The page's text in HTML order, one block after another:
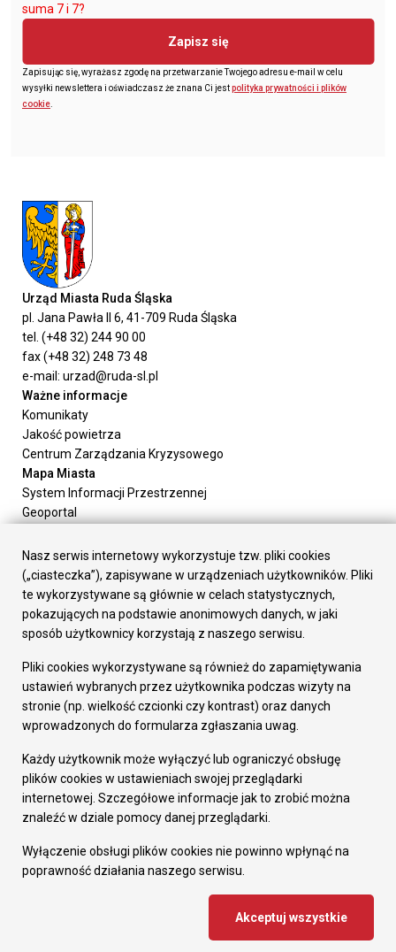
suma 7 i 7?
Zapisz się
Zapisując się, wyrażasz zgodę na przetwarzanie Twojego adresu e-mail w celu
wysyłki newslettera i oświadczasz że znana Ci jestpolityka prywatności i plików
cookie
Urząd Miasta Ruda Śląska
pl. Jana Pawła II 6, 41-709 Ruda Śląska
tel. (+48 32) 244 90 00
fax (+48 32) 248 73 48
e-mail: urzad@ruda-sl.pl
Ważne informacje
Komunikaty
Jakość powietrza
Centrum Zarządzania Kryzysowego
Mapa Miasta
System Informacji Przestrzennej
Geoportal
Załatw sprawę
Prezydent Miasta
Rada Miasta
Wydziały
Elektroniczna Skrzynka Podawcza
Gospodarka
Fundusze europejskie
Środki krajowe
Oferty inwestycyjne
Pozostałe
Deklaracja dostępności
Dane osobowe
Dodaj opinię o witrynie
Projekt i wdrożenie - MIGOMEDIA
Nasz serwis internetowy wykorzystuje tzw. pliki cookies
(„ciasteczka”), zapisywane w urządzeniach użytkowników. Pliki
te wykorzystywane są głównie w celach statystycznych,
pokazujących na podstawie anonimowych danych, w jaki
sposób użytkownicy korzystają z naszego serwisu.
Pliki cookies wykorzystywane są również do zapamiętywania
ustawień wybranych przez użytkownika podczas wizyty na
stronie (np. wielkość czcionki czy kontrast) oraz danych
wprowadzonych do formularza zgłaszania uwag.
Każdy użytkownik może wyłączyć lub ograniczyć obsługę
plików cookies w ustawieniach swojej przeglądarki
internetowej. Szczegółowe informacje jak to zrobić można
znaleźć w dziale pomocy danej przeglądarki.
Wyłączenie obsługi plików cookies nie powinno wpłynąć na
poprawność działania naszego serwisu.
Akceptuj wszystkie